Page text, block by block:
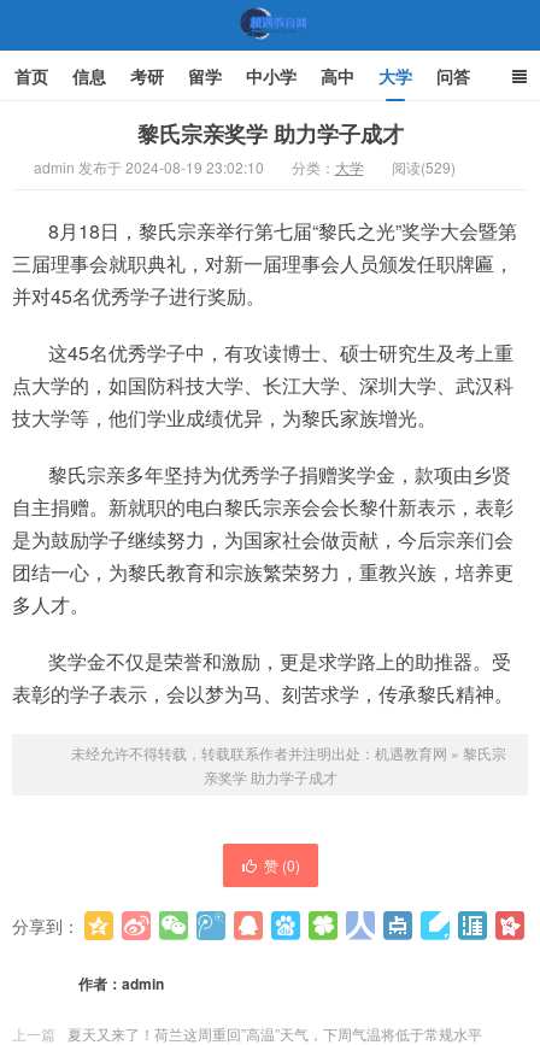
首页 信息 考研 留学 中小学 高中 大学 问答
家庭教育黎氏宗亲奖学 助力学子成才
admin 发布于 2024-08-19 23:02:10 分类： 大学 阅读(529)
8月18日，黎氏宗亲举行第七届“黎氏之光”奖学大会暨第
三届理事会就职典礼，对新一届理事会人员颁发任职牌匾，
并对45名优秀学子进行奖励。
这45名优秀学子中，有攻读博士、硕士研究生及考上重
点大学的，如国防科技大学、长江大学、深圳大学、武汉科
技大学等，他们学业成绩优异，为黎氏家族增光。
黎氏宗亲多年坚持为优秀学子捐赠奖学金，款项由乡贤
自主捐赠。新就职的电白黎氏宗亲会会长黎什新表示，表彰
是为鼓励学子继续努力，为国家社会做贡献，今后宗亲们会
团结一心，为黎氏教育和宗族繁荣努力，重教兴族，培养更
多人才。
奖学金不仅是荣誉和激励，更是求学路上的助推器。受
表彰的学子表示，会以梦为马、刻苦求学，传承黎氏精神。
未经允许不得转载，转载联系作者并注明出处： 机遇教育网 » 黎氏宗
亲奖学 助力学子成才
赞 (0)
分享到：
作者： admin
上一篇
夏天又来了！荷兰这周重回”高温”天气，下周气温将低于常规水平